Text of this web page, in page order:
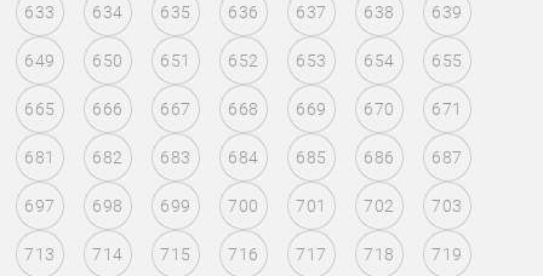
633 634 635 636 637 638 639
649 650 651 652 653 654 655
665 666 667 668 669 670 671
681 682 683 684 685 686 687
697 698 699 700 701 702 703
713 714 715 716 717 718 719